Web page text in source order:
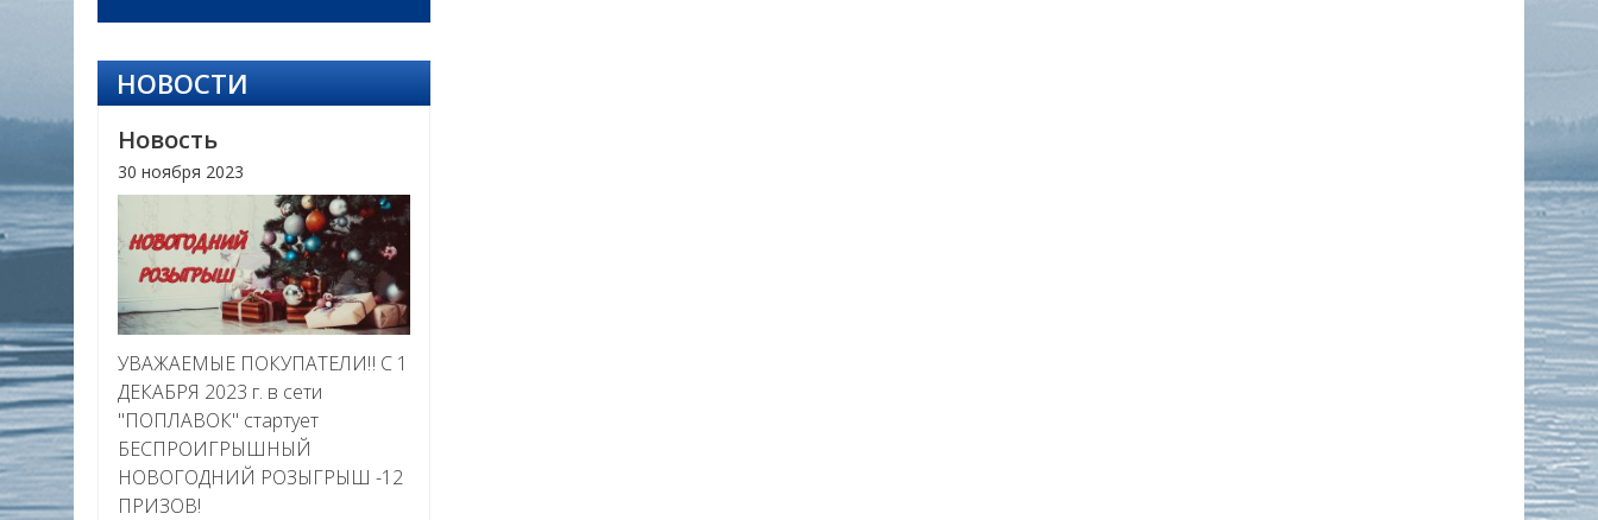
НОВОСТИ
Новость
30 ноября 2023
УВАЖАЕМЫЕ ПОКУПАТЕЛИ‼ С 1
ДЕКАБРЯ 2023 г. в сети
"ПОПЛАВОК" стартует
БЕСПРОИГРЫШНЫЙ
НОВОГОДНИЙ РОЗЫГРЫШ -12
ПРИЗОВ!